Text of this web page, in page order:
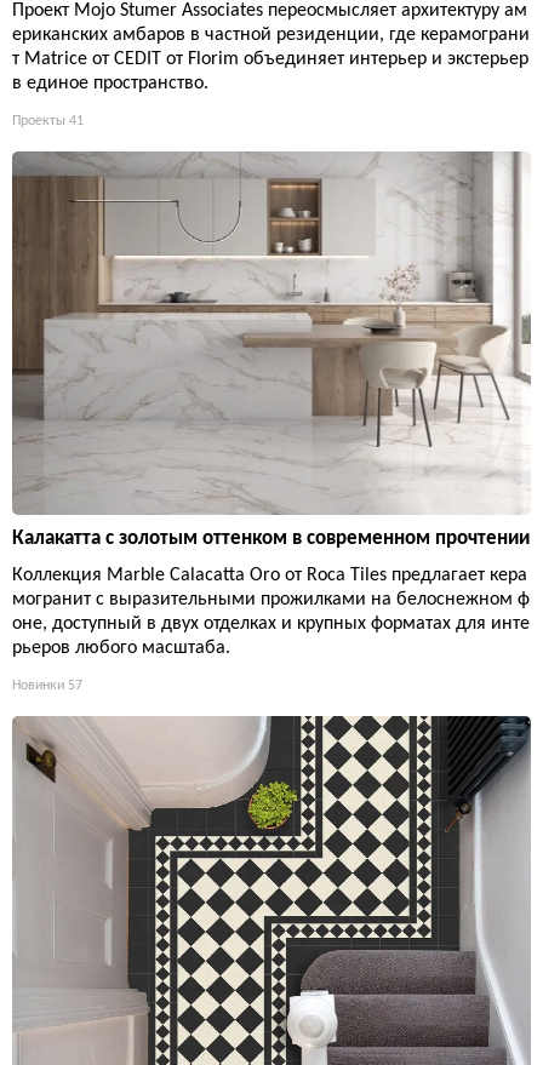
Проект Mojo Stumer Associates переосмысляет архитектуру ам
ериканских амбаров в частной резиденции, где керамограни
т Matrice от CEDIT от Florim объединяет интерьер и экстерьер
в единое пространство.
Проекты 41
Калакатта с золотым оттенком в современном прочтении
Коллекция Marble Calacatta Oro от Roca Tiles предлагает кера
могранит с выразительными прожилками на белоснежном ф
оне, доступный в двух отделках и крупных форматах для инте
рьеров любого масштаба.
Новинки 57